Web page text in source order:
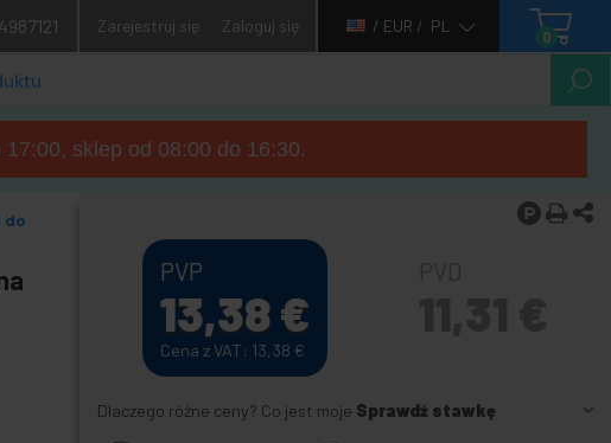
Zarejestruj się Zaloguj się / EUR / PL
0
sklep od 08:00 do 16:30.
do
PVP
13,38€
Cena z VAT: 13,38 €
Dlaczego różne ceny? Co jest moje Sprawdź stawkę